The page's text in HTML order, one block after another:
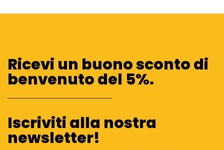
Ricevi un buono sconto di
benvenuto del 5%.
Iscriviti alla nostra
newsletter!